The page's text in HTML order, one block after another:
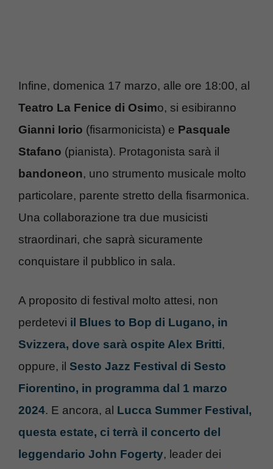
Infine, domenica 17 marzo, alle ore 18:00, al
Teatro La Fenice di Osimo, si esibiranno
Gianni Iorio (fisarmonicista) e Pasquale
Stafano (pianista). Protagonista sarà il
bandoneon, uno strumento musicale molto
particolare, parente stretto della fisarmonica.
Una collaborazione tra due musicisti
straordinari, che saprà sicuramente
conquistare il pubblico in sala.
A proposito di festival molto attesi, non
perdetevi il Blues to Bop di Lugano, in
Svizzera, dove sarà ospite Alex Britti,
oppure, il Sesto Jazz Festival di Sesto
Fiorentino, in programma dal 1 marzo
2024. E ancora, al Lucca Summer Festival,
questa estate, ci terrà il concerto del
leggendario John Fogerty, leader dei